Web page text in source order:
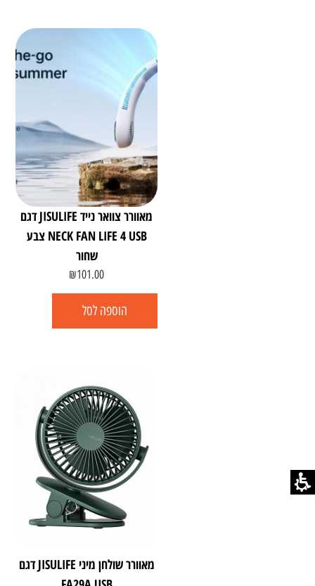
מאוורר צוואר נייד JISULIFE דגם
NECK FAN LIFE 4 USB צבע
שחור
₪101.00
הוספה לסל
מאוורר שולחן מיני JISULIFE דגם